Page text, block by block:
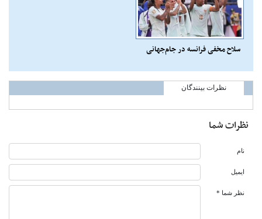
سلاح مخفی فرانسه در جام‌جهانی
نظرات بینندگان
نظرات شما
نام
ایمیل
نظر شما *